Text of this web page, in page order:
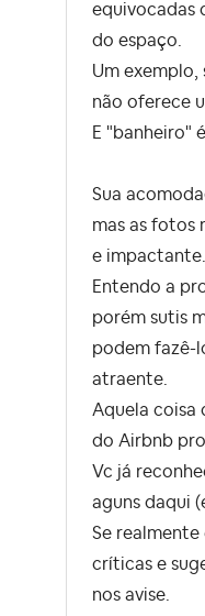
equivocadas
do espaço.
Um exemplo,
não oferece
E "banheiro"
Sua
mas as fotos
e impactante.
Entendo a
porém sutis
podem fazê-
atraente.
Aquela coisa
do Airbnb
Vc já
aguns daqui
Se
críticas e
nos avise.